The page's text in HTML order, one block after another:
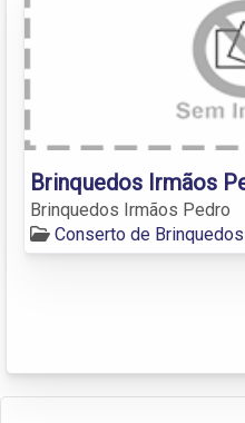
Brinquedos Irmãos
Brinquedos Irmãos Pedro
Conserto de